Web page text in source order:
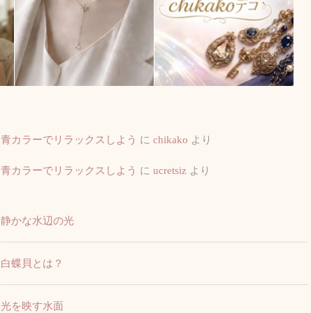
青カラーでリラックスしよう に chikako より
青カラーでリラックスしよう に ucretsiz より
静かな水辺の光
白蝶貝とは？
光を映す水面